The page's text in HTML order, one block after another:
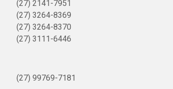
(27) 2141-7951
(27) 3264-8369
(27) 3264-8370
(27) 3111-6446
(27) 99769-7181